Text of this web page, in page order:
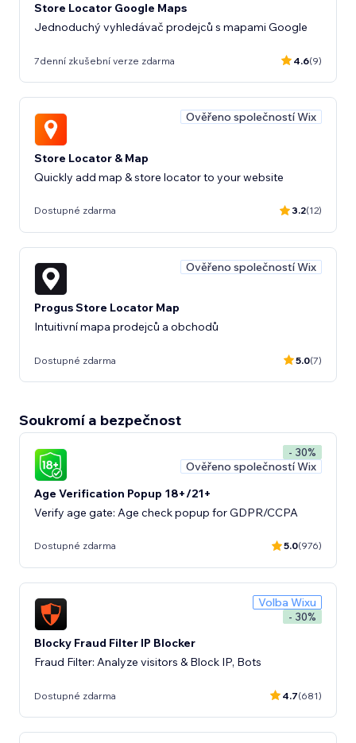
Store Locator Google Maps
Jednoduchý vyhledávač prodejců s mapami Google
7denní zkušební verze zdarma 4.6(9)
Ověřeno společností Wix
Store Locator & Map
Quickly add map & store locator to your website
Dostupné zdarma 3.2(12)
Ověřeno společností Wix
Progus Store Locator Map
Intuitivní mapa prodejců a obchodů
Dostupné zdarma 5.0(7)
Soukromí a bezpečnost
- 30%
Ověřeno společností Wix
Age Verification Popup 18+/21+
Verify age gate: Age check popup for GDPR/CCPA
Dostupné zdarma 5.0(976)
Volba Wixu
- 30%
Blocky Fraud Filter IP Blocker
Fraud Filter: Analyze visitors & Block IP, Bots
Dostupné zdarma 4.7(681)